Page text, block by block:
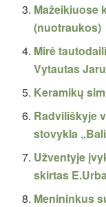
Mažeikiuose
(nuotraukos)
Mirė
Vytautas
Keramikų
Radviliškyje
stovykla
Užventyje
skirtas
Menininkus